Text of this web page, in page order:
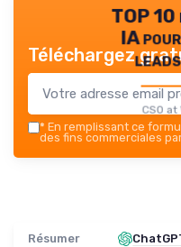
TOP
IA
CSO at
Téléchargez
* En remplissant ce
des fins commerciales
Résumer